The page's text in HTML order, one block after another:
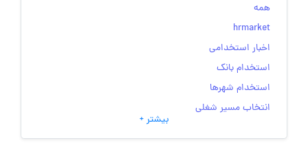
همه
hrmarket
اخبار استخدامی
استخدام بانک
استخدام شهرها
انتخاب مسیر شغلی
به‌روزرسانی‌های سایت (کارجویی)
بیشتر +